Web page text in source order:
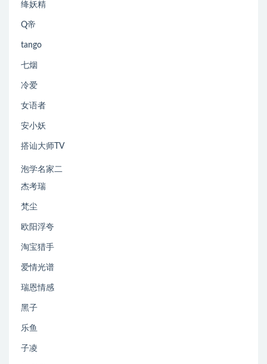
绛妖精
Q帝
tango
七烟
冷爱
女语者
安小妖
搭讪大师TV
泡学名家二
杰考瑞
梵尘
欧阳浮夸
淘宝猎手
爱情光谱
瑞恩情感
黑子
乐鱼
子凌